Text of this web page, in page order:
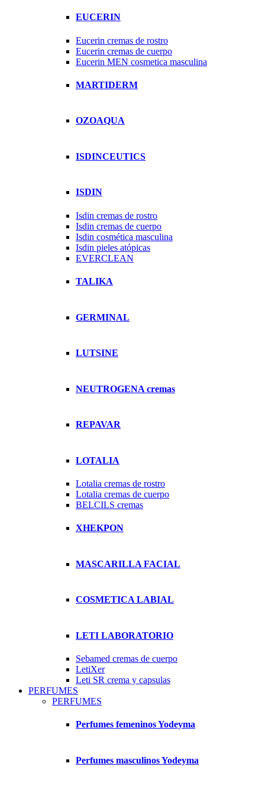
EUCERIN
Eucerin cremas de rostro
Eucerin cremas de cuerpo
Eucerin MEN cosmetica masculina
MARTIDERM
OZOAQUA
ISDINCEUTICS
ISDIN
Isdin cremas de rostro
Isdin cremas de cuerpo
Isdin cosmética masculina
Isdin pieles atópicas
EVERCLEAN
TALIKA
GERMINAL
LUTSINE
NEUTROGENA cremas
REPAVAR
LOTALIA
Lotalia cremas de rostro
Lotalia cremas de cuerpo
BELCILS cremas
XHEKPON
MASCARILLA FACIAL
COSMETICA LABIAL
LETI LABORATORIO
Sebamed cremas de cuerpo
LetiXer
Leti SR crema y capsulas
PERFUMES
PERFUMES
Perfumes femeninos Yodeyma
Perfumes masculinos Yodeyma